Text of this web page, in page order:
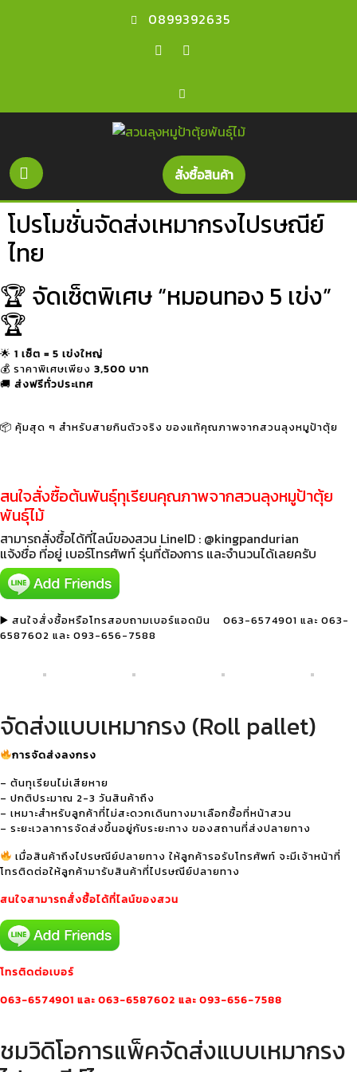
0899392635
Facebook
Open
Button
สั่งซื้อสินค้าGet
A
Quote
โปรโมชั่นจัดส่งเหมากรงไปรษณีย์
ไทย
🏆 จัดเซ็ตพิเศษ “หมอนทอง 5 เข่ง”
🏆
🌟 1 เซ็ต = 5 เข่งใหญ่
💰 ราคาพิเศษเพียง 3,500 บาท
🚚 ส่งฟรีทั่วประเทศ
📦 คุ้มสุด ๆ สำหรับสายกินตัวจริง ของแท้คุณภาพจากสวนลุงหมูป้าตุ้ย
สนใจสั่งซื้อต้นพันธุ์ทุเรียนคุณภาพจากสวนลุงหมูป้าตุ้ย
พันธุ์ไม้
สามารถสั่งซื้อได้ที่ไลน์ของสวน LineID : @kingpandurian
แจ้งชื่อ ที่อยู่ เบอร์โทรศัพท์ รุ่นที่ต้องการ และจำนวนได้เลยครับ
▶️ สนใจสั่งซื้อหรือโทรสอบถามเบอร์แอดมิน 063-6574901 และ 063-
6587602 ‭และ 093-656-7588‬
จัดส่งแบบเหมากรง (Roll pallet)
การจัดส่งลงกรง
– ต้นทุเรียนไม่เสียหาย
– ปกติประมาณ 2-3 วันสินค้าถึง
– เหมาะสำหรับลูกค้าที่ไม่สะดวกเดินทางมาเลือกซื้อที่หน้าสวน
– ระยะเวลาการจัดส่งขึ้นอยู่กับระยะทาง ของสถานที่ส่งปลายทาง
เมื่อสินค้าถึงไปรษณีย์ปลายทาง ให้ลูกค้ารอรับโทรศัพท์ จะมีเจ้าหน้าที่
โทรติดต่อให้ลูกค้ามารับสินค้าที่ไปรษณีย์ปลายทาง
สนใจสามารถสั่งซื้อได้ที่ไลน์ของสวน
โทรติดต่อเบอร์
063-6574901 และ 063-6587602 ‭และ 093-656-7588‬
ชมวิดิโอการแพ็คจัดส่งแบบเหมากรง